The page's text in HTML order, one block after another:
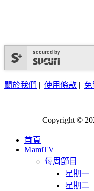
secured by
關於我們 | 使用條款 |
Copyright ©
首頁
MamiTV
每周節目
星期一
星期二